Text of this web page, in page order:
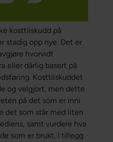
kosttilskudd på
stadig opp nye. Det er
hvorvidt
eller dårlig basert på
Kosttilskuddet
og velgjort, men dette
på det som er inni
det som står med liten
samt vurdere hva
som er brukt. I tillegg